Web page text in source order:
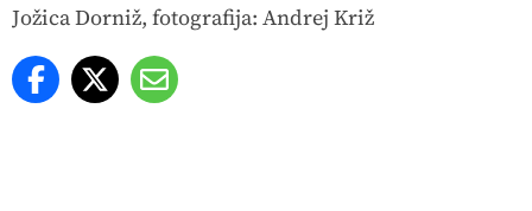
Jožica Dorniž, fotografija: Andrej Križ